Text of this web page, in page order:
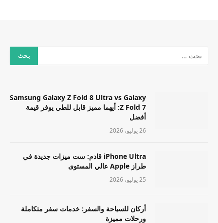
Samsung Galaxy Z Fold 8 Ultra vs Galaxy
Z Fold 7: أيهما مميز قابل للطي يوفر قيمة
أفضل
26 يوليو، 2026
iPhone Ultra قادم: ست ميزات جديدة في
طراز Apple عالي المستوى
25 يوليو، 2026
أركان للسياحة والسفر: خدمات سفر متكاملة
ورحلات مميزة